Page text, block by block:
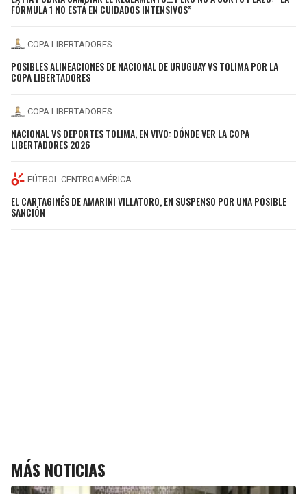
FÓRMULA 1 NO ESTÁ EN CUIDADOS INTENSIVOS”
COPA LIBERTADORES
POSIBLES ALINEACIONES DE NACIONAL DE URUGUAY VS TOLIMA POR LA
COPA LIBERTADORES
COPA LIBERTADORES
NACIONAL VS DEPORTES TOLIMA, EN VIVO: DÓNDE VER LA COPA
LIBERTADORES 2026
FÚTBOL CENTROAMÉRICA
EL CARTAGINÉS DE AMARINI VILLATORO, EN SUSPENSO POR UNA POSIBLE
SANCIÓN
MÁS NOTICIAS